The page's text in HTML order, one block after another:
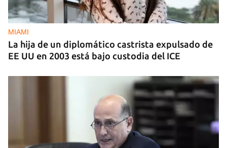
MIAMI
La hija de un diplomático castrista expulsado de
EE UU en 2003 está bajo custodia del ICE